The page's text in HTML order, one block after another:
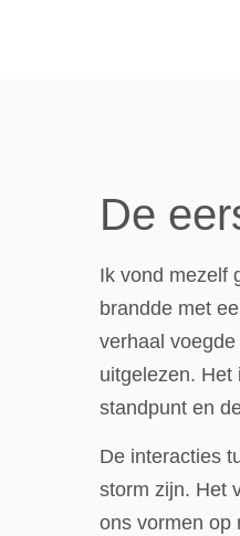
De
Ik vond mezelf
brandde met
verhaal
uitgelezen. Het
standpunt en
De interacties
storm zijn. Het
ons vormen op